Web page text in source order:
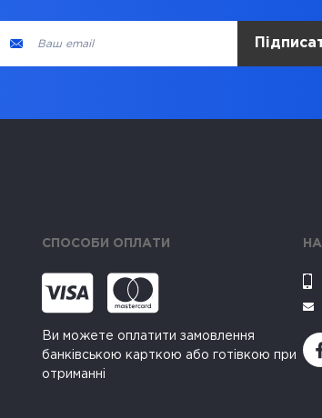
СПОСОБИ ОПЛАТИ
Ви можете оплатити замовлення
банківською карткою або готівкою при
отриманні